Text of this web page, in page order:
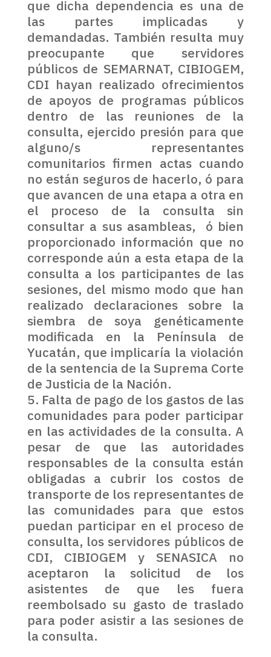
que dicha dependencia es una de
las partes implicadas y
demandadas. También resulta muy
preocupante que servidores
públicos de SEMARNAT, CIBIOGEM,
CDI hayan realizado ofrecimientos
de apoyos de programas públicos
dentro de las reuniones de la
consulta, ejercido presión para que
alguno/s representantes
comunitarios firmen actas cuando
no están seguros de hacerlo, ó para
que avancen de una etapa a otra en
el proceso de la consulta sin
consultar a sus asambleas, ó bien
proporcionado información que no
corresponde aún a esta etapa de la
consulta a los participantes de las
sesiones, del mismo modo que han
realizado declaraciones sobre la
siembra de soya genéticamente
modificada en la Península de
Yucatán, que implicaría la violación
de la sentencia de la Suprema Corte
de Justicia de la Nación.
Falta de pago de los gastos de las
comunidades para poder participar
en las actividades de la consulta. A
pesar de que las autoridades
responsables de la consulta están
obligadas a cubrir los costos de
transporte de los representantes de
las comunidades para que estos
puedan participar en el proceso de
consulta, los servidores públicos de
CDI, CIBIOGEM y SENASICA no
aceptaron la solicitud de los
asistentes de que les fuera
reembolsado su gasto de traslado
para poder asistir a las sesiones de
la consulta.